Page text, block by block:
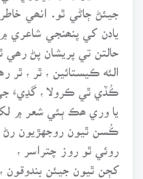
جيئڻ ڄاڻي ٿو. انھي
يادن کي پنھنجي شاعري
حالتن تي پريشان پڻ رھي
الئه ڪيستائين ، ٿر ، ٿر
ڪُڏي ٿي ڪرولا ، گڍيءَ
يا وري ھڪ ٻئي شعر ۾
ڪُسن ٿيون روجهڙيون رڻ
روئي ٿو روز چتراسر ،
کڄن ٿيون جيئن بندوقون ،